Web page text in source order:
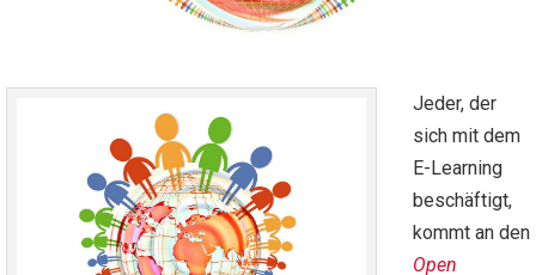
Jeder, der
sich mit dem
E-Learning
beschäftigt,
kommt an den
Open